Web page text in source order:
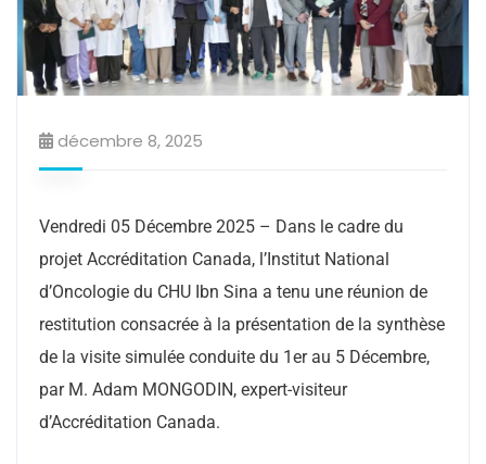
décembre 8, 2025
Vendredi 05 Décembre 2025 – Dans le cadre du
projet Accréditation Canada, l’Institut National
d’Oncologie du CHU Ibn Sina a tenu une réunion de
restitution consacrée à la présentation de la synthèse
de la visite simulée conduite du 1er au 5 Décembre,
par M. Adam MONGODIN, expert-visiteur
d’Accréditation Canada.